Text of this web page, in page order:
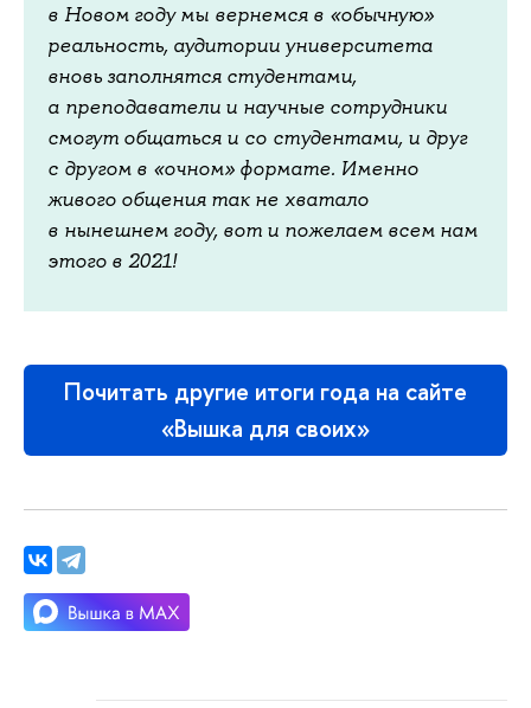
в Новом году мы вернемся в «обычную»
реальность, аудитории университета
вновь заполнятся студентами,
а преподаватели и научные сотрудники
смогут общаться и со студентами, и друг
с другом в «очном» формате. Именно
живого общения так не хватало
в нынешнем году, вот и пожелаем всем нам
этого в 2021!
Почитать другие итоги года на сайте
«Вышка для своих»